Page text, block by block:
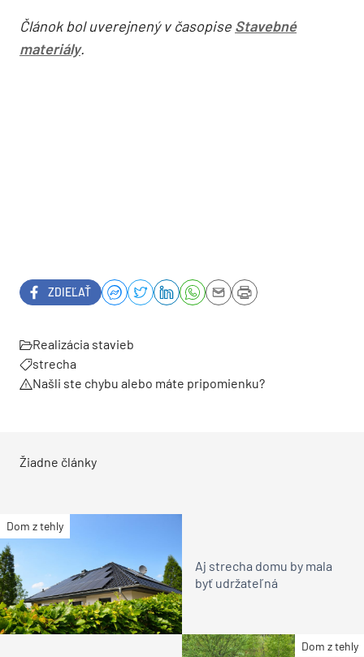
Článok bol uverejnený v časopise Stavebné
materiály.
ZDIEĽAŤ
Realizácia stavieb
strecha
Našli ste chybu alebo máte pripomienku?
Žiadne články
Dom z tehly
Aj strecha domu by mala
byť udržateľná
Dom z tehly